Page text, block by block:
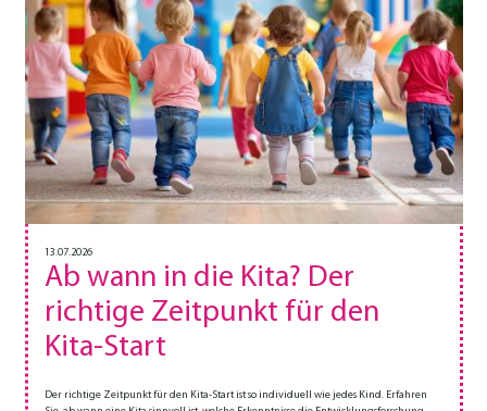
13.07.2026
Ab wann in die Kita? Der
richtige Zeitpunkt für den
Kita-Start
Der richtige Zeitpunkt für den Kita-Start ist so individuell wie jedes Kind. Erfahren